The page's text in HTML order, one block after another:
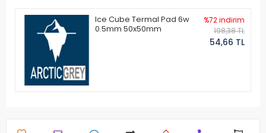
Ice Cube Termal Pad 6w
0.5mm 50x50mm
%72 indirim
198,38 TL
54,66 TL